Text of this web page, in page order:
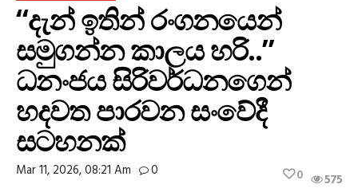
“දැන් ඉතින් රංගනයෙන්
සමුගන්න කාලය හරි..”
ධනංජය සිරිවර්ධනගෙන්
හදවත පාරවන සංවේදී
සටහනක්
Mar 11, 2026, 08:21 Am 0 575
0